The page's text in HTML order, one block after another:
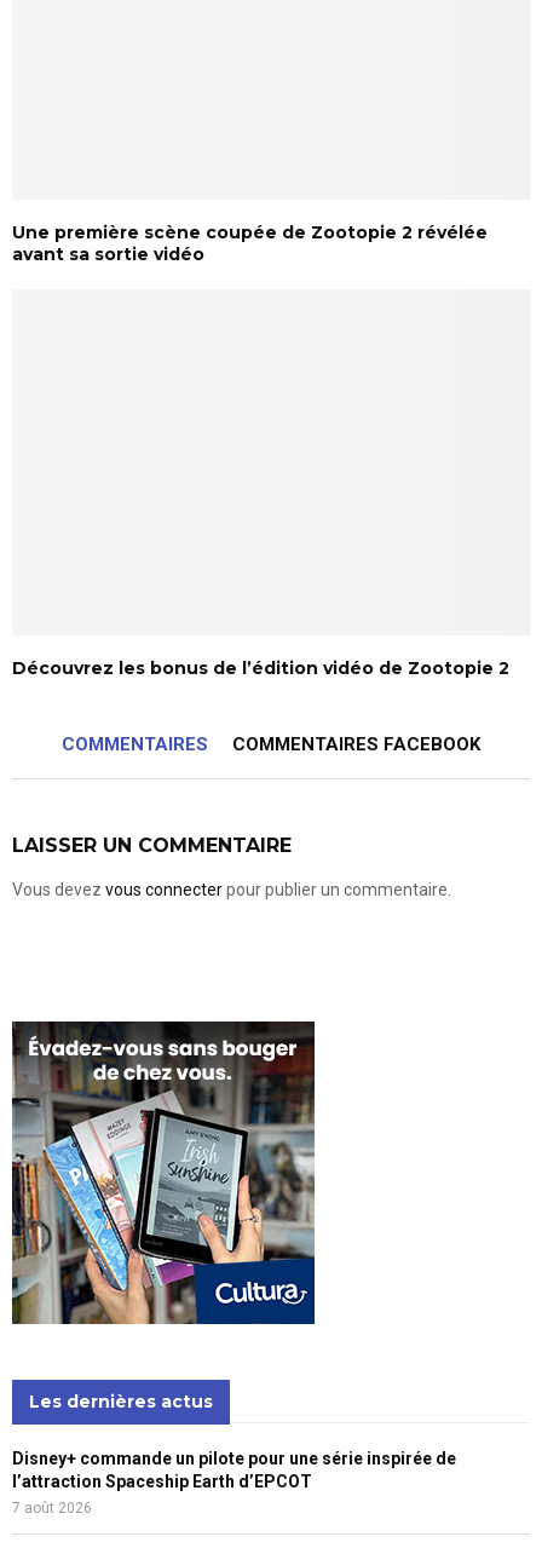
Une première scène coupée de Zootopie 2 révélée
avant sa sortie vidéo
Découvrez les bonus de l’édition vidéo de Zootopie 2
COMMENTAIRES COMMENTAIRES FACEBOOK
LAISSER UN COMMENTAIRE
Vous devez vous connecterpour publier un commentaire.
Les dernières actus
Disney+ commande un pilote pour une série inspirée de
l’attraction Spaceship Earth d’EPCOT
7 août 2026